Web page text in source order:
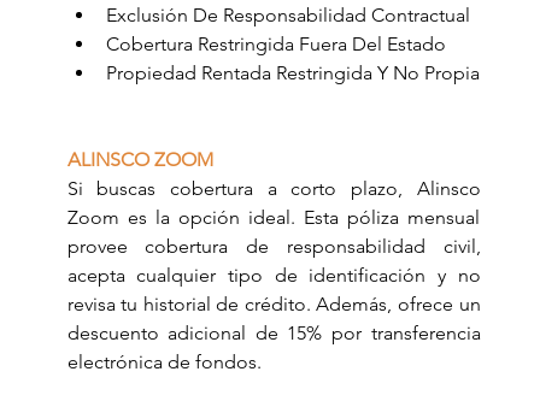
Exclusión De Responsabilidad Contractual
Cobertura Restringida Fuera Del Estado
Propiedad Rentada Restringida Y No Propia
ALINSCO ZOOM
Si buscas cobertura a corto plazo, Alinsco
Zoom es la opción ideal. Esta póliza mensual
provee cobertura de responsabilidad civil,
acepta cualquier tipo de identificación y no
revisa tu historial de crédito. Además, ofrece un
descuento adicional de 15% por transferencia
electrónica de fondos.